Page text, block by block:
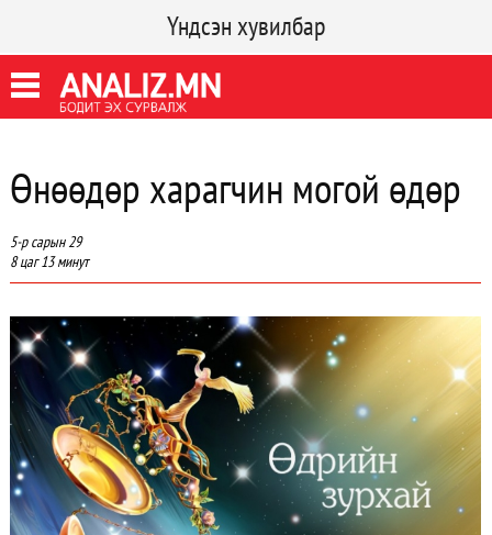
Үндсэн хувилбар
Өнөөдөр харагчин могой өдөр
5-р сарын 29
8 цаг 13 минут